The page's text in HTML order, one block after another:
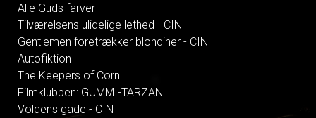
Alle Guds farver
Tilværelsens ulidelige lethed - CIN
Gentlemen foretrækker blondiner - CIN
Autofiktion
The Keepers of Corn
Filmklubben: GUMMI-TARZAN
Voldens gade - CIN